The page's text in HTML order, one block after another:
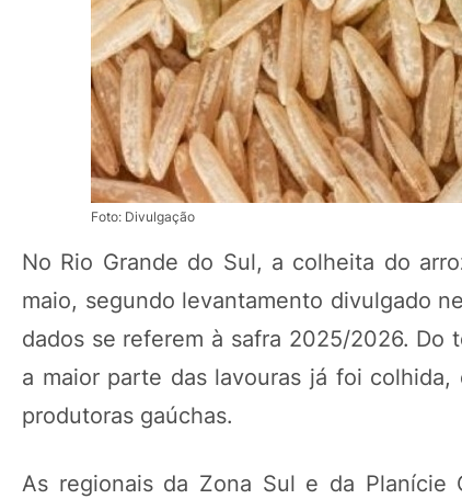
Foto: Divulgação
No Rio Grande do Sul, a colheita do
maio, segundo levantamento divulgado
dados se referem à safra 2025/2026. Do
a maior parte das lavouras já foi
produtoras gaúchas.
As regionais da Zona Sul e da Planície